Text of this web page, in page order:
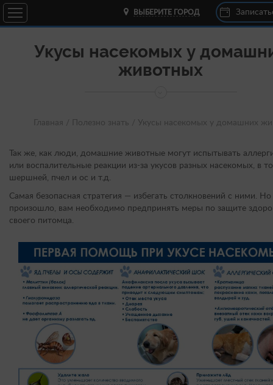
ВЫБЕРИТЕ ГОРОД
Укусы насекомых у
животных
Главная / Полезно знать / Укусы насекомых у домашних
Так же, как люди, домашние животные могут испытывать
или воспалительные реакции из-за укусов разных насекомых, в
шершней, пчел и ос и т.д.
Самая безопасная стратегия — избегать столкновений с ними. Но
произошло, вам необходимо предпринять меры по защите
своего питомца.